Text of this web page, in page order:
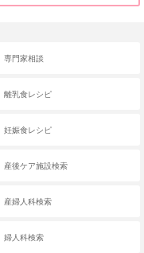
専門家相談
離乳食レシピ
妊娠食レシピ
産後ケア施設検索
産婦人科検索
婦人科検索